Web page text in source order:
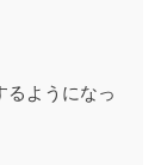
るようになっ